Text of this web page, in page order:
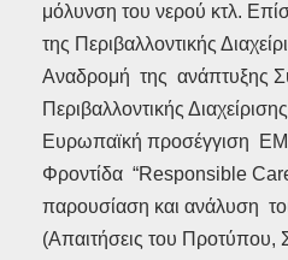
μόλυνση του νερού κτλ.
της Περιβαλλοντικής
Αναδρομή της ανάπτυξης
Περιβαλλοντικής
Ευρωπαϊκή προσέγγιση
Φροντίδα “Responsible
παρουσίαση και ανάλυση
(Απαιτήσεις του